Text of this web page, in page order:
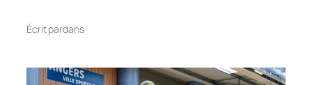
Écrit pardans